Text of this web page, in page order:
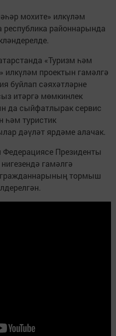
мохите» илкүләм
республика районнарында
«Туризм һәм
илкүләм проектын гамәлгә
буйлап сәяхәтләрне
итәргә мөмкинлек
да сыйфатлырак сервис
һәм туристик
дәүләт ярдәме алачак.
Президенты
гамәлгә
тормыш